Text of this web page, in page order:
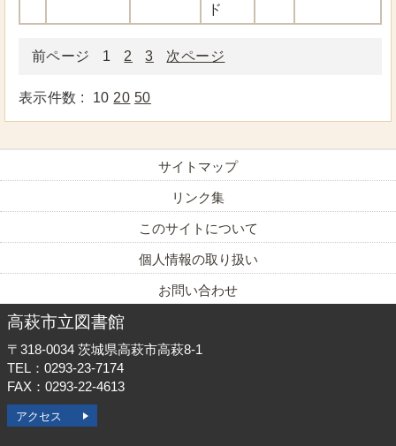
ド
前ページ 1 2 3 次ページ
表示件数 : 10 20 50
サイトマップ
リンク集
このサイトについて
個人情報の取り扱い
お問い合わせ
高萩市立図書館
〒318-0034 茨城県高萩市高萩8-1
TEL：0293-23-7174
FAX：0293-22-4613
アクセス